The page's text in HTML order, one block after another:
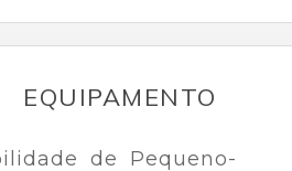
EQUIPAMENTO
de Pequeno-